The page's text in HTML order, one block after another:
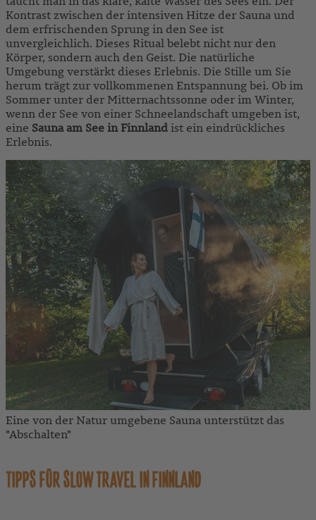
Kontrast zwischen der intensiven Hitze der Sauna und
dem erfrischenden Sprung in den See ist
unvergleichlich. Dieses Ritual belebt nicht nur den
Körper, sondern auch den Geist. Die natürliche
Umgebung verstärkt dieses Erlebnis. Die Stille um Sie
herum trägt zur vollkommenen Entspannung bei. Ob im
Sommer unter der Mitternachtssonne oder im Winter,
wenn der See von einer Schneelandschaft umgeben ist,
eine Sauna am See in Finnlandist ein eindrückliches
Erlebnis.
Eine von der Natur umgebene Sauna unterstützt das
"Abschalten"
TIPPS FÜR SLOW TRAVEL IN FINNLAND